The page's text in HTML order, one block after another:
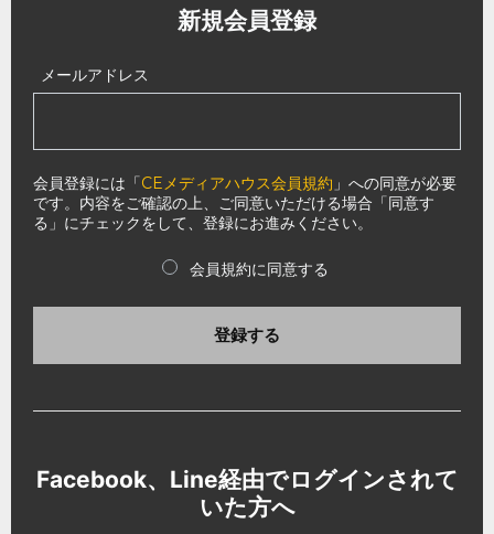
新規会員登録
メールアドレス
会員登録には「CEメディアハウス会員規約 」への同意が必要
です。内容をご確認の上、ご同意いただける場合「同意す
る」にチェックをして、登録にお進みください。
会員規約に同意する
登録する
Facebook、Line経由でログインされて
いた方へ